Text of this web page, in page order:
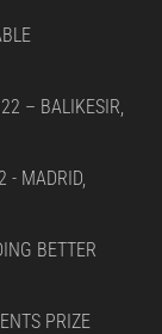
– BALIKESIR,
- MADRID,
BETTER
PRIZE